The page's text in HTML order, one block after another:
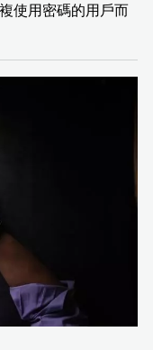
使用密碼的用戶而